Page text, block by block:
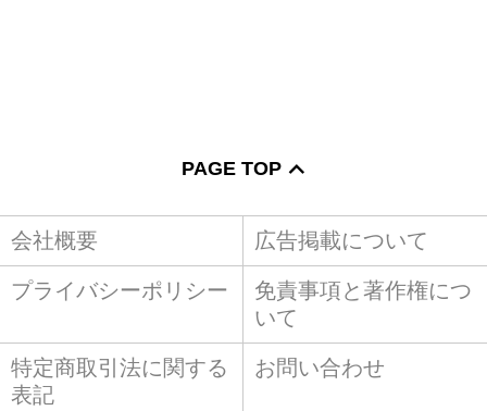
PAGE TOP
会社概要 広告掲載について
プライバシーポリシー
免責事項と著作権につ
いて
特定商取引法に関する
表記
お問い合わせ